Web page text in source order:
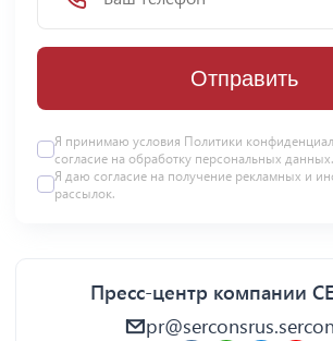
Отправить
Я принимаю условия Политики
согласие на обработку персональных данных.
Я даю согласие на получение рекламных и
рассылок.
Пресс-центр компании